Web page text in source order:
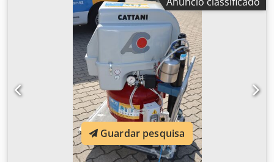
(disponível imediatamente): Compressor de pistão RENNER
Riko 960/270 ST-KT com recipiente galvanizado de 270
litros em pé com secador de refrigeração e dreno de
condensado controlado por tempo com circuito estrela-
triângulo com conjunto de amortecedores metálicos para
tanque de ar comprimido Dados técnicos: Potência do
motor: 5,5 kW Tensão nominal: 400 V Máx. pressão: 10 bar
Volume de entrega a 7 bar: 740 l/min Cilindros / Estágios:
2/2 Nível sonoro: 79 dB(A) Volume do tanque de ar
comprimido: 270 litros Dimensões C x L x A: 970 x 795 x
1880 mm Peso: 264 kg Envio possível por um custo
adicional. É possível uma oferta de leasing do nosso banco
Guardar pesquisa